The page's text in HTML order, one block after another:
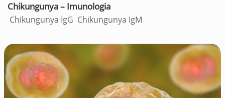
Chikungunya – Imunologia
Chikungunya IgG Chikungunya IgM